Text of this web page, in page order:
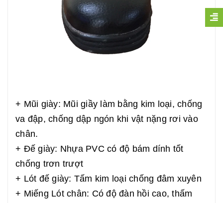
+ Mũi giày: Mũi giầy làm bằng kim loại, chống
va đập, chống dập ngón khi vật nặng rơi vào
chân.
+ Đế giày: Nhựa PVC có độ bám dính tốt
chống trơn trượt
+ Lót đế giày: Tấm kim loại chống đâm xuyên
+ Miếng Lót chân: Có độ đàn hồi cao, thấm